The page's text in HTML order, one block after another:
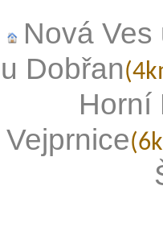
Nová Ves
u Dobřan
Horní
Vejprnice